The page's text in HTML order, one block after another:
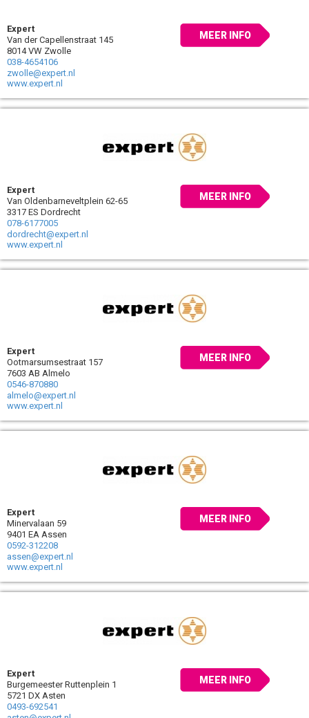
Expert
Van der Capellenstraat 145
8014 VW Zwolle
038-4654106
zwolle@expert.nl
www.expert.nl
MEER INFO
Expert
Van Oldenbarneveltplein 62-65
3317 ES Dordrecht
078-6177005
dordrecht@expert.nl
www.expert.nl
MEER INFO
Expert
Ootmarsumsestraat 157
7603 AB Almelo
0546-870880
almelo@expert.nl
www.expert.nl
MEER INFO
Expert
Minervalaan 59
9401 EA Assen
0592-312208
assen@expert.nl
www.expert.nl
MEER INFO
Expert
Burgemeester Ruttenplein 1
5721 DX Asten
0493-692541
MEER INFO